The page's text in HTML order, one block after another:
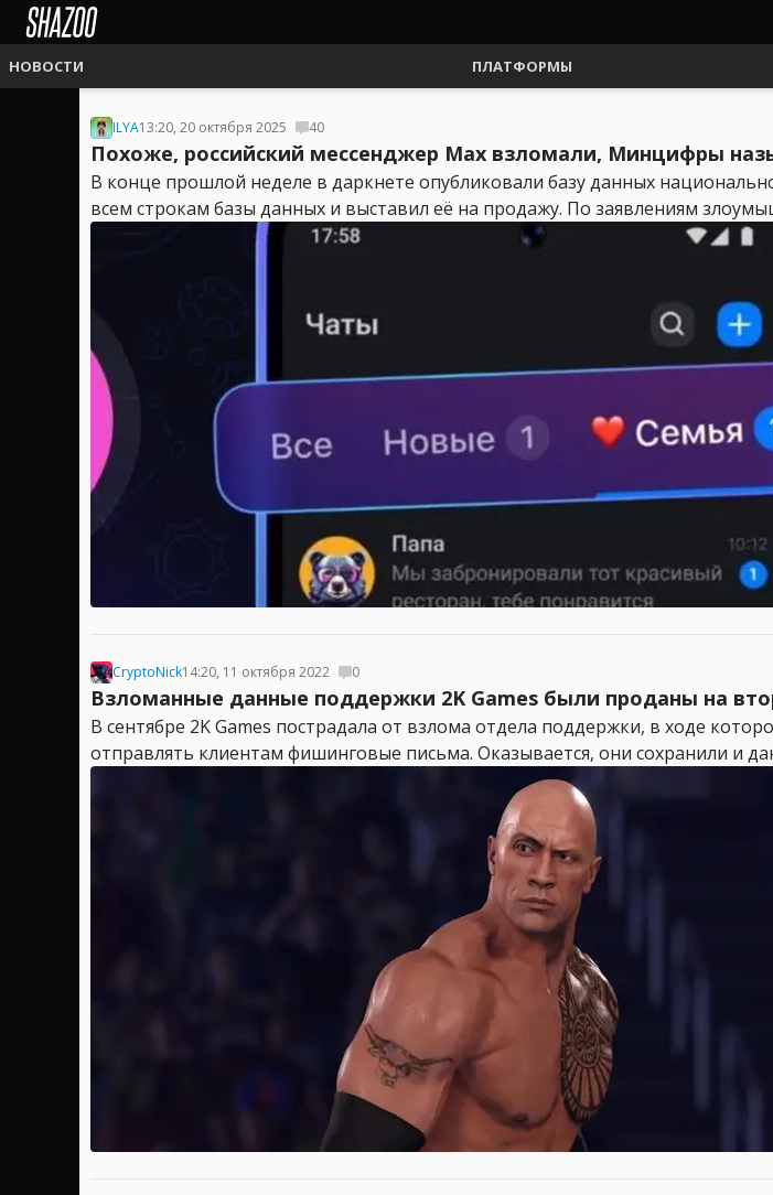
НОВОСТИ ПЛАТФОРМЫ
ILYA13:20, 20 октября 2025 40
Похоже, российский мессенджер Max взломали, Минцифры
В конце прошлой неделе в даркнете опубликовали базу данных
всем строкам базы данных и выставил её на продажу. По заявлениям
CryptoNick14:20, 11 октября 2022 0
Взломанные данные поддержки 2K Games были проданы на
В сентябре 2K Games пострадала от взлома отдела поддержки, в ходе
отправлять клиентам фишинговые письма. Оказывается, они сохранили и